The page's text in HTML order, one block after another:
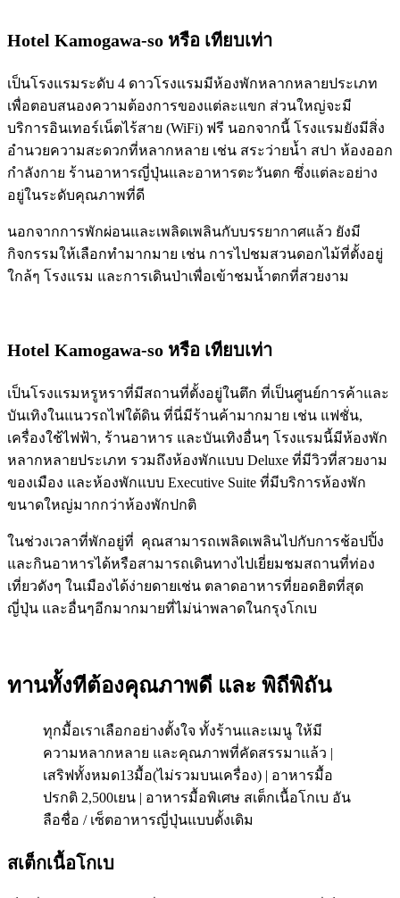
Hotel Kamogawa-so หรือ เทียบเท่า
เป็นโรงแรมระดับ 4 ดาวโรงแรมมีห้องพักหลากหลายประเภท
เพื่อตอบสนองความต้องการของแต่ละแขก ส่วนใหญ่จะมี
บริการอินเทอร์เน็ตไร้สาย (WiFi) ฟรี นอกจากนี้ โรงแรมยังมีสิ่ง
อำนวยความสะดวกที่หลากหลาย เช่น สระว่ายน้ำ สปา ห้องออก
กำลังกาย ร้านอาหารญี่ปุ่นและอาหารตะวันตก ซึ่งแต่ละอย่าง
อยู่ในระดับคุณภาพที่ดี
นอกจากการพักผ่อนและเพลิดเพลินกับบรรยากาศแล้ว ยังมี
กิจกรรมให้เลือกทำมากมาย เช่น การไปชมสวนดอกไม้ที่ตั้งอยู่
ใกล้ๆ โรงแรม และการเดินป่าเพื่อเข้าชมน้ำตกที่สวยงาม
Hotel Kamogawa-so หรือ เทียบเท่า
เป็นโรงแรมหรูหราที่มีสถานที่ตั้งอยู่ในตึก ที่เป็นศูนย์การค้าและ
บันเทิงในแนวรถไฟใต้ดิน ที่นี่มีร้านค้ามากมาย เช่น แฟชั่น,
เครื่องใช้ไฟฟ้า, ร้านอาหาร และบันเทิงอื่นๆ โรงแรมนี้มีห้องพัก
หลากหลายประเภท รวมถึงห้องพักแบบ Deluxe ที่มีวิวที่สวยงาม
ของเมือง และห้องพักแบบ Executive Suite ที่มีบริการห้องพัก
ขนาดใหญ่มากกว่าห้องพักปกติ
ในช่วงเวลาที่พักอยู่ที่ คุณสามารถเพลิดเพลินไปกับการช้อปปิ้ง
และกินอาหารได้หรือสามารถเดินทางไปเยี่ยมชมสถานที่ท่อง
เที่ยวดังๆ ในเมืองได้ง่ายดายเช่น ตลาดอาหารที่ยอดฮิตที่สุด
ญี่ปุ่น และอื่นๆอีกมากมายที่ไม่น่าพลาดในกรุงโกเบ
ทานทั้งทีต้องคุณภาพดี และ พิถีพิถัน
ทุกมื้อเราเลือกอย่างตั้งใจ ทั้งร้านและเมนู ให้มี
ความหลากหลาย และคุณภาพที่คัดสรรมาแล้ว |
เสริฟทั้งหมด13มื้อ(ไม่รวมบนเครื่อง) | อาหารมื้อ
ปรกติ 2,500เยน | อาหารมื้อพิเศษ สเต็กเนื้อโกเบ อัน
ลือชื่อ / เซ็ตอาหารญี่ปุ่นแบบดั้งเดิม
สเต็กเนื้อโกเบ